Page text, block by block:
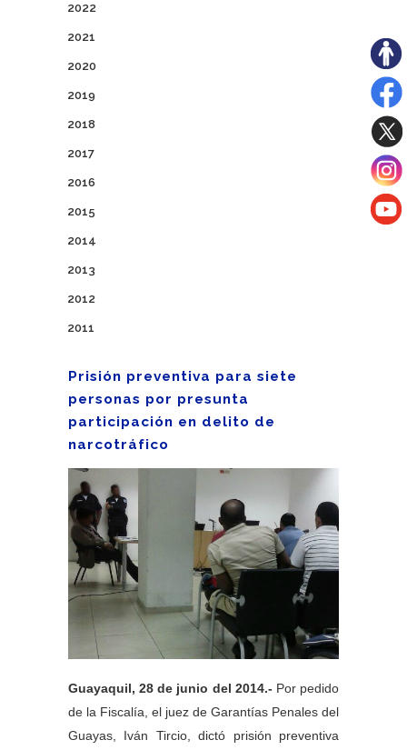
2022
2021
2020
2019
2018
2017
2016
2015
2014
2013
2012
2011
Prisión preventiva para siete
personas por presunta
participación en delito de
narcotráfico
Guayaquil, 28 de junio del 2014.- Por pedido
de la Fiscalía, el juez de Garantías Penales del
Guayas, Iván Tircio, dictó prisión preventiva